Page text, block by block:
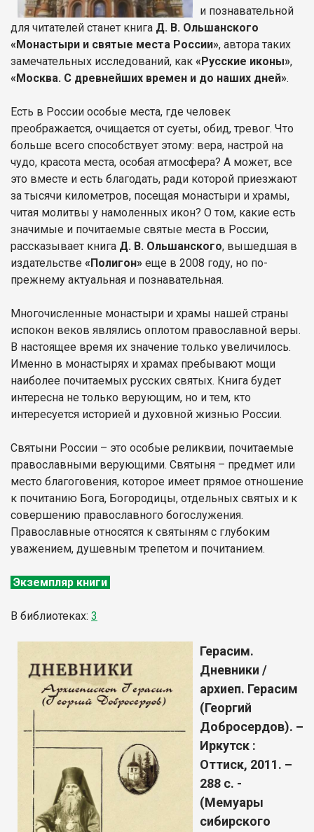
и познавательной
для читателей станет книга Д. В. Ольшанского
«Монастыри и святые места России», автора таких
замечательных исследований, как «Русские иконы»,
«Москва. С древнейших времен и до наших дней».
Есть в России особые места, где человек
преображается, очищается от суеты, обид, тревог. Что
больше всего способствует этому: вера, настрой на
чудо, красота места, особая атмосфера? А может, все
это вместе и есть благодать, ради которой приезжают
за тысячи километров, посещая монастыри и храмы,
читая молитвы у намоленных икон? О том, какие есть
значимые и почитаемые святые места в России,
рассказывает книга Д. В. Ольшанского, вышедшая в
издательстве «Полигон» еще в 2008 году, но по-
прежнему актуальная и познавательная.
Многочисленные монастыри и храмы нашей страны
испокон веков являлись оплотом православной веры.
В настоящее время их значение только увеличилось.
Именно в монастырях и храмах пребывают мощи
наиболее почитаемых русских святых. Книга будет
интересна не только верующим, но и тем, кто
интересуется историей и духовной жизнью России.
Святыни России – это особые реликвии, почитаемые
православными верующими. Святыня – предмет или
место благоговения, которое имеет прямое отношение
к почитанию Бога, Богородицы, отдельных святых и к
совершению православного богослужения.
Православные относятся к святыням с глубоким
уважением, душевным трепетом и почитанием.
Экземпляр книги
В библиотеках: 3
Герасим.
Дневники /
архиеп. Герасим
(Георгий
Добросердов). –
Иркутск :
Оттиск, 2011. –
288 с. -
(Мемуары
сибирского